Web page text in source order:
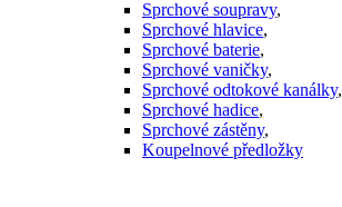
Sprchové soupravy,
Sprchové hlavice,
Sprchové baterie,
Sprchové vaničky,
Sprchové odtokové kanálky,
Sprchové hadice,
Sprchové zástěny,
Koupelnové předložky